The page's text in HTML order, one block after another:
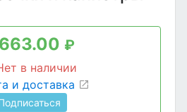
₽
в наличии
и доставка